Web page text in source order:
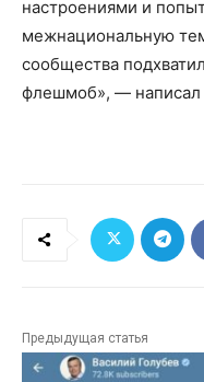
настроениями и
межнациональную
сообщества
флешмоб», — написал
Предыдущая статья